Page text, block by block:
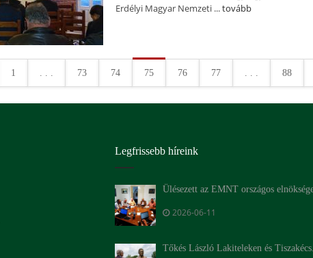
Erdélyi Magyar Nemzeti ...tovább
1 . . . 73 74 75 76 77 . . . 88
Legfrissebb híreink
Ülésezett az EMNT országos
2026-06-11
Tőkés László Lakiteleken és